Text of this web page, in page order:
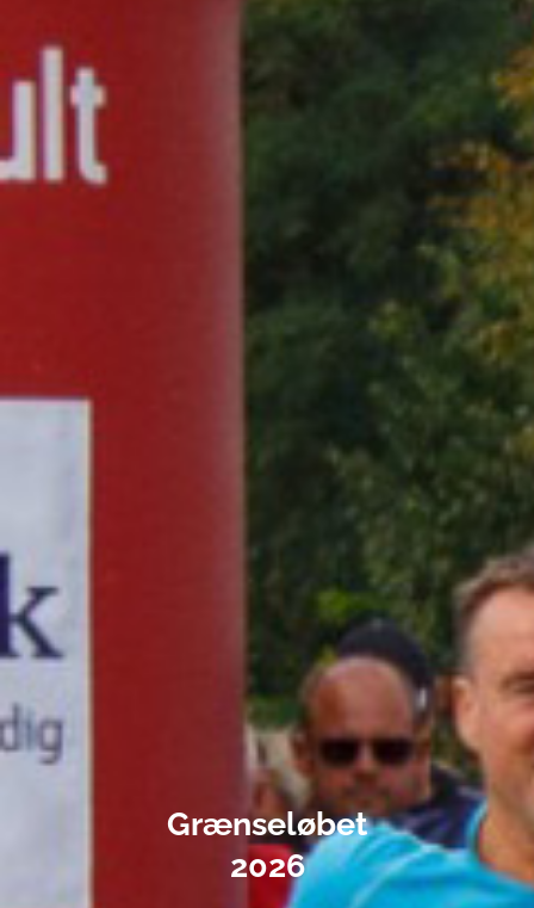
Grænseløbet
2026